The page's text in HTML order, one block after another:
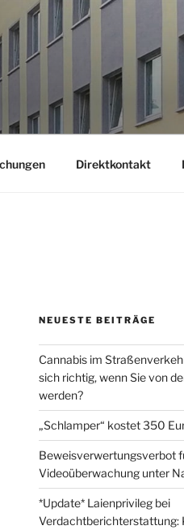
Direktkontakt
NEUESTE BEITRÄGE
Cannabis im
sich richtig, wenn Sie von
werden?
„Schlamper“ kostet 350
Beweisverwertungsverbot
Videoüberwachung unter
*Update* Laienprivileg bei
Verdachtberichterstattung: